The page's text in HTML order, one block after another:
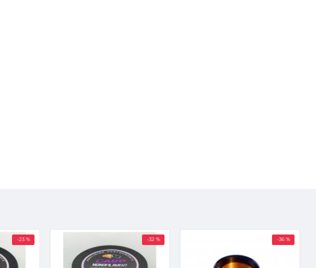
-23 % -32 % -36 %